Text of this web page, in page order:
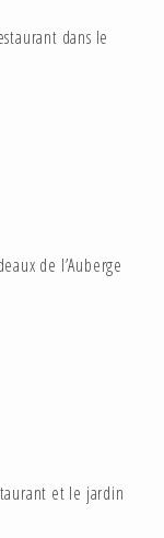
dans le
de l’Auberge
et le jardin